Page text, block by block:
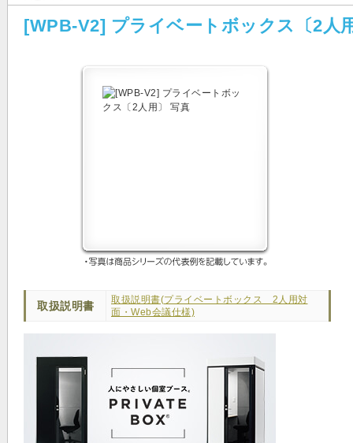
[WPB-V2] プライベートボックス〔2人
取扱説明書
取扱説明書(プライベートボックス 2人用対
面・Web会議仕様)